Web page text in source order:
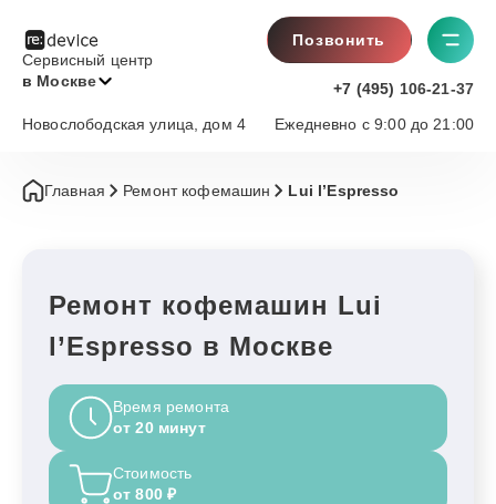
Сервисный центр
в Москве
Позвонить
+7 (495) 106-21-37
Ежедневно с 9:00 до 21:00
Новослободская улица, дом 4
Главная Ремонт кофемашин Lui l’Espresso
Ремонт кофемашин Lui
l’Espresso в Москве
Время ремонта
от 20 минут
Стоимость
от 800 ₽